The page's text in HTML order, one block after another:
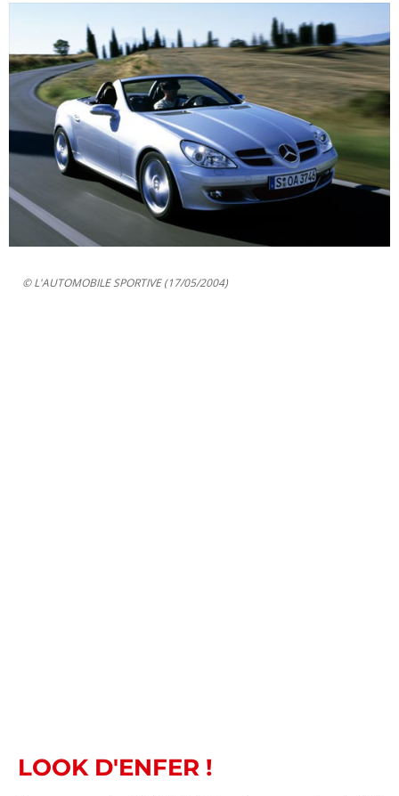
© L'AUTOMOBILE SPORTIVE (17/05/2004)
LOOK D'ENFER !